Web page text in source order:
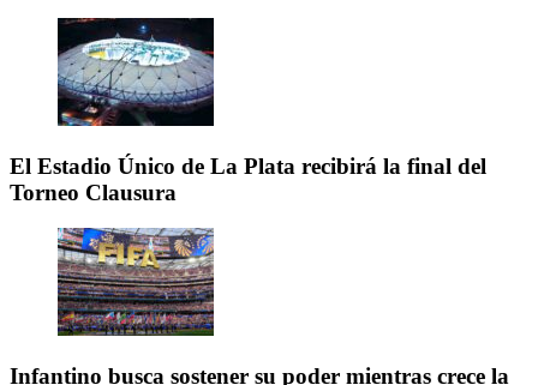
El Estadio Único de La Plata recibirá la final del
Torneo Clausura
Infantino busca sostener su poder mientras crece la